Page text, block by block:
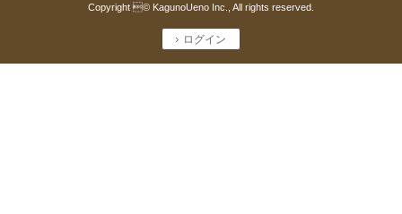
Copyright © KagunoUeno Inc., All rights reserved.
ログイン